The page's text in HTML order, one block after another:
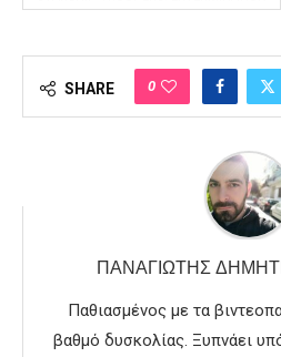
SHARE 0
ΠΑΝΑΓΙΏΤΗΣ
Παθιασμένος με τα
βαθμό δυσκολίας. Ξυπνάει